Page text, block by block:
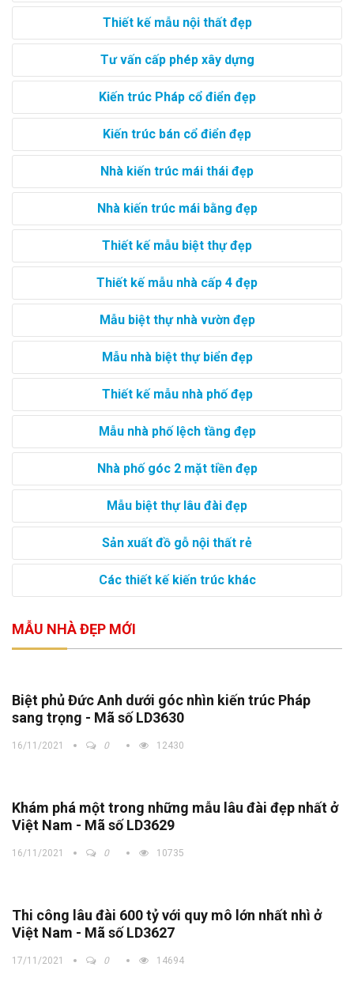
Thiết kế mẫu nội thất đẹp
Tư vấn cấp phép xây dựng
Kiến trúc Pháp cổ điển đẹp
Kiến trúc bán cổ điển đẹp
Nhà kiến trúc mái thái đẹp
Nhà kiến trúc mái bằng đẹp
Thiết kế mẫu biệt thự đẹp
Thiết kế mẫu nhà cấp 4 đẹp
Mẫu biệt thự nhà vườn đẹp
Mẫu nhà biệt thự biển đẹp
Thiết kế mẫu nhà phố đẹp
Mẫu nhà phố lệch tầng đẹp
Nhà phố góc 2 mặt tiền đẹp
Mẫu biệt thự lâu đài đẹp
Sản xuất đồ gỗ nội thất rẻ
Các thiết kế kiến trúc khác
MẪU NHÀ ĐẸP MỚI
Biệt phủ Đức Anh dưới góc nhìn kiến trúc Pháp
sang trọng - Mã số LD3630
16/11/2021 0 12430
Khám phá một trong những mẫu lâu đài đẹp nhất ở
Việt Nam - Mã số LD3629
16/11/2021 0 10735
Thi công lâu đài 600 tỷ với quy mô lớn nhất nhì ở
Việt Nam - Mã số LD3627
17/11/2021 0 14694